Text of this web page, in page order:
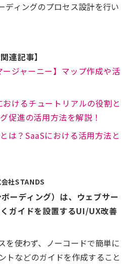
ディングのプロセス設計を行い
連記事】
ージャーニー】マップ作成や活
けるチュートリアルの役割と
促進の活用方法を解説！
は？SaaSにおける活用方法と
社STANDS
ーディング）は、ウェブサー
ガイドを設置するUI/UX改善
を使わず、ノーコードで簡単に
トなどのガイドを作成すること